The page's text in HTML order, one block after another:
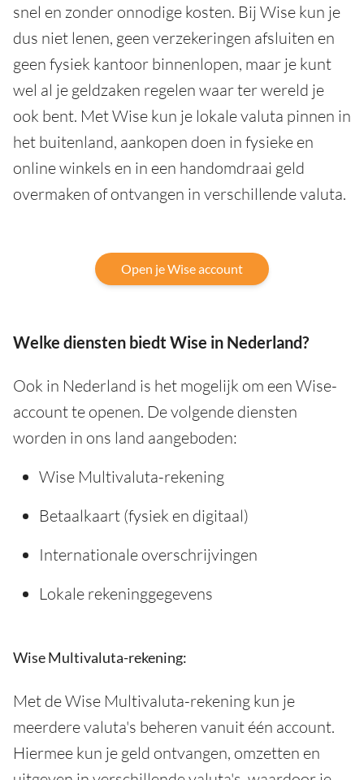
snel en zonder onnodige kosten. Bij Wise kun je
dus niet lenen, geen verzekeringen afsluiten en
geen fysiek kantoor binnenlopen, maar je kunt
wel al je geldzaken regelen waar ter wereld je
ook bent. Met Wise kun je lokale valuta pinnen in
het buitenland, aankopen doen in fysieke en
online winkels en in een handomdraai geld
overmaken of ontvangen in verschillende valuta.
Open je Wise account
Welke diensten biedt Wise in Nederland?
Ook in Nederland is het mogelijk om een Wise-
account te openen. De volgende diensten
worden in ons land aangeboden:
Wise Multivaluta-rekening
Betaalkaart (fysiek en digitaal)
Internationale overschrijvingen
Lokale rekeninggegevens
Wise Multivaluta-rekening:
Met de Wise Multivaluta-rekening kun je
meerdere valuta's beheren vanuit één account.
Hiermee kun je geld ontvangen, omzetten en